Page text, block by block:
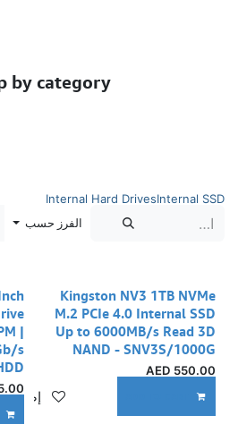
by category
Internal SSD
Internal Hard Drives
الفرز حسب
Kingston NV3 1TB NVMe
M.2 PCIe 4.0 Internal SSD
Up to 6000MB/s Read 3D
NAND - SNV3S/1000G
550.00
إضافة
|
s